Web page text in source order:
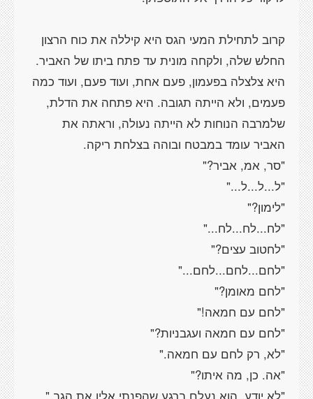
קרוב לתחילת המעי הגס היא קיללה את כוח הרצון
החלש שלה, ולקחה מונית עד פתח ביתו של האביר.
היא צלצלה בפעמון, פעם אחת, ועוד פעם, ועוד כמה
פעמים, ולא הייתה תגובה. היא פתחה את הדלת,
שלמרבה הנוחות לא הייתה נעולה, וראתה את
האביר עומד במבטח ובוהה בצלחת ריקה.
"סר, אמ, אביר?"
"ל...ל...ל..."
"לימון?"
"לח...לח...לח..."
"לחטוב עצים?"
"לחם...לחם...לחם..."
"לחם מאומן?"
"לחם עם חמאה!"
"לחם עם חמאה ועגבניות?"
"לא, רק לחם עם חמאה."
"אה. כן, מה איתו?"
"לא יודע. הוא נעלם ברגע שהפנתי אליו את הגב."